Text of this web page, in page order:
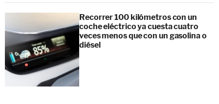
Recorrer 100 kilómetros con un
coche eléctrico ya cuesta cuatro
veces menos que con un gasolina o
diésel